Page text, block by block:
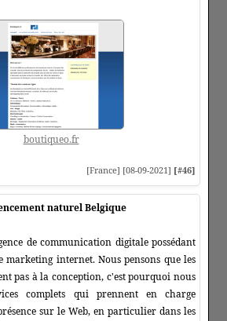
boutiqueo.fr
[France] [08-09-2021] [#46]
naturel Belgique
de communication digitale possédant
marketing internet. Nous pensons que les
pas à la conception, c'est pourquoi nous
complets qui prennent en charge
sur le Web, en particulier dans les